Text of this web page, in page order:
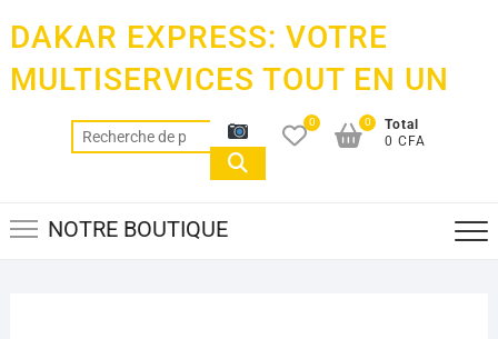
content
DAKAR EXPRESS: VOTRE
MULTISERVICES TOUT EN UN
Recherche
pour :
0
Total
0 CFA
0
NOTRE BOUTIQUE